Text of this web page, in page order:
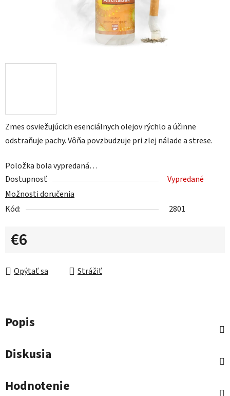
Zmes osviežujúcich esenciálnych olejov rýchlo a účinne
odstraňuje pachy. Vôňa povzbudzuje pri zlej nálade a strese.
Položka bola vypredaná…
Dostupnosť
Vypredané
Možnosti doručenia
Kód:
2801
€6
Opýtať sa
Strážiť
Popis
Diskusia
Hodnotenie